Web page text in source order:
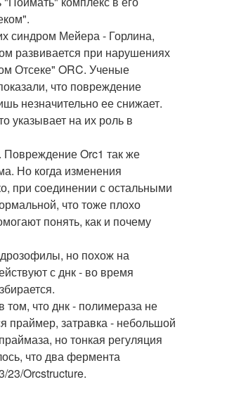
синдром Мейера - Горлина,
развивается при нарушениях
Отсеке" ORC. Ученые
что повреждение
незначительно ее снижает.
указывает на их роль в
Orc1 так же
Но когда изменения
при соединении с остальными
что тоже плохо
понять, как и почему
дрозофилы, но похож на
с днк - во время
что днк - полимераза не
праймер, затравка - небольшой
но тонкая регуляция
что два фермента
23/Orcstructure.